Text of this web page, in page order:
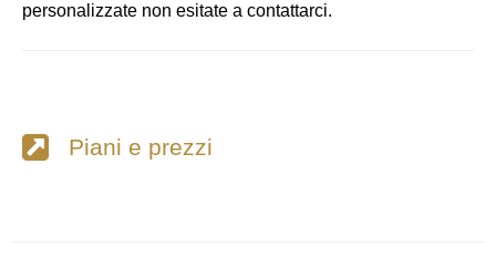
personalizzate non esitate a contattarci.
Piani e prezzi